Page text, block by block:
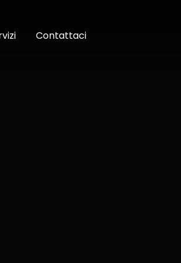
Contattaci